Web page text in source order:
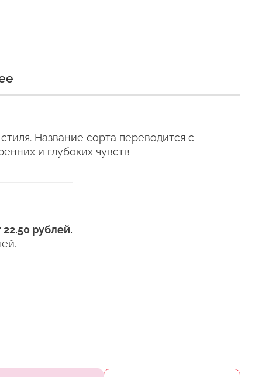
Название сорта переводится с
и глубоких чувств
22.50 рублей.
свежесть как
время, даже
для цветов (наши
сумках).
обновить ножом или
чтобы мы могли